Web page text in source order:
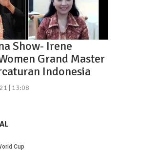
Show- Irene
Grand Master
Indonesia
| 13:08